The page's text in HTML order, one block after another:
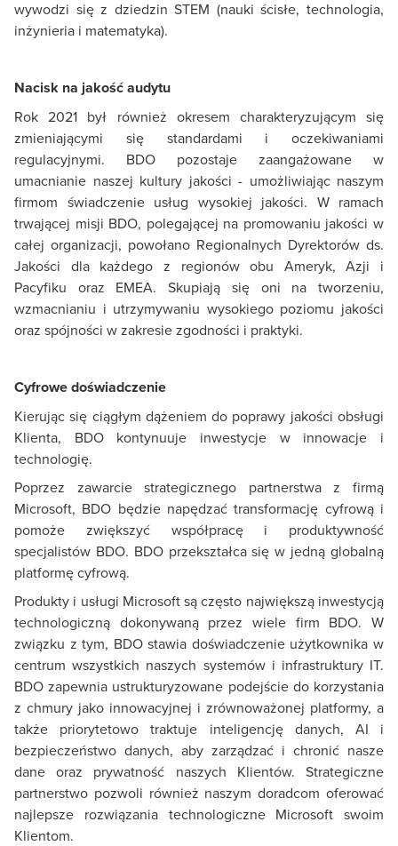
wywodzi się z dziedzin STEM (nauki ścisłe, technologia,
inżynieria i matematyka).
Nacisk na jakość audytu
Rok 2021 był również okresem charakteryzującym się
zmieniającymi się standardami i oczekiwaniami
regulacyjnymi. BDO pozostaje zaangażowane w
umacnianie naszej kultury jakości - umożliwiając naszym
firmom świadczenie usług wysokiej jakości. W ramach
trwającej misji BDO, polegającej na promowaniu jakości w
całej organizacji, powołano Regionalnych Dyrektorów ds.
Jakości dla każdego z regionów obu Ameryk, Azji i
Pacyfiku oraz EMEA. Skupiają się oni na tworzeniu,
wzmacnianiu i utrzymywaniu wysokiego poziomu jakości
oraz spójności w zakresie zgodności i praktyki.
Cyfrowe doświadczenie
Kierując się ciągłym dążeniem do poprawy jakości obsługi
Klienta, BDO kontynuuje inwestycje w innowacje i
technologię.
Poprzez zawarcie strategicznego partnerstwa z firmą
Microsoft, BDO będzie napędzać transformację cyfrową i
pomoże zwiększyć współpracę i produktywność
specjalistów BDO. BDO przekształca się w jedną globalną
platformę cyfrową.
Produkty i usługi Microsoft są często największą inwestycją
technologiczną dokonywaną przez wiele firm BDO. W
związku z tym, BDO stawia doświadczenie użytkownika w
centrum wszystkich naszych systemów i infrastruktury IT.
BDO zapewnia ustrukturyzowane podejście do korzystania
z chmury jako innowacyjnej i zrównoważonej platformy, a
także priorytetowo traktuje inteligencję danych, AI i
bezpieczeństwo danych, aby zarządzać i chronić nasze
dane oraz prywatność naszych Klientów. Strategiczne
partnerstwo pozwoli również naszym doradcom oferować
najlepsze rozwiązania technologiczne Microsoft swoim
Klientom.